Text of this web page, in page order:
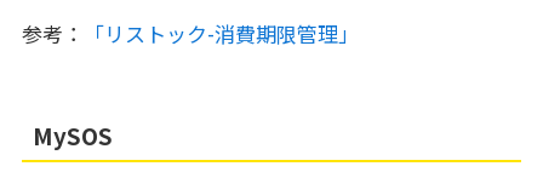
参考： 「リストック-消費期限管理」
MySOS